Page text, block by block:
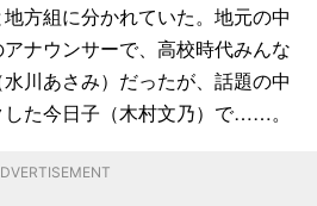
方組に分かれていた。地元の中
ナウンサーで、高校時代みんな
川あさみ）だったが、話題の中
た今日子（木村文乃）で……。